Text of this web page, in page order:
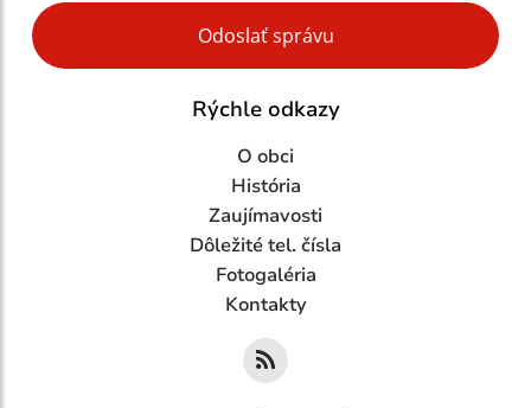
Google reCaptcha Response
Odoslať správu
Rýchle odkazy
O obci
História
Zaujímavosti
Dôležité tel. čísla
Fotogaléria
Kontakty